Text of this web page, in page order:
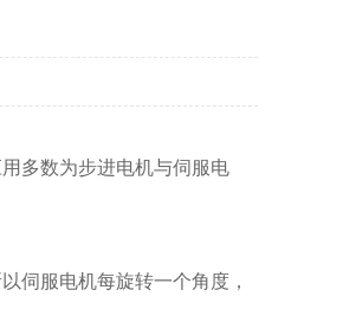
多数为步进电机与伺服电
伺服电机每旋转一个角度，